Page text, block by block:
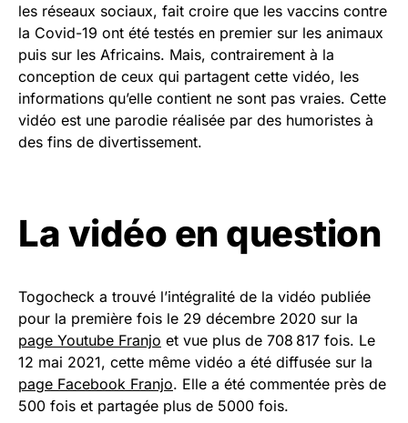
les réseaux sociaux, fait croire que les vaccins contre
la Covid-19 ont été testés en premier sur les animaux
puis sur les Africains. Mais, contrairement à la
conception de ceux qui partagent cette vidéo, les
informations qu’elle contient ne sont pas vraies. Cette
vidéo est une parodie réalisée par des humoristes à
des fins de divertissement.
La vidéo en question
Togocheck a trouvé l’intégralité de la vidéo publiée
pour la première fois le 29 décembre 2020 sur la
page Youtube Franjo et vue plus de 708 817 fois. Le
12 mai 2021, cette même vidéo a été diffusée sur la
page Facebook Franjo. Elle a été commentée près de
500 fois et partagée plus de 5000 fois.